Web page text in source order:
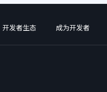
开发者生态 成为开发者